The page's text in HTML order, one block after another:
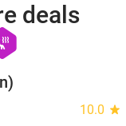
deals
10.0 star